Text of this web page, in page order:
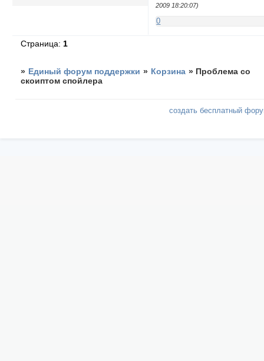
2009 18:20:07)
0
Страница:1
» Единый форум поддержки » Корзина » Проблема со
скоиптом спойлера
создать бесплатный